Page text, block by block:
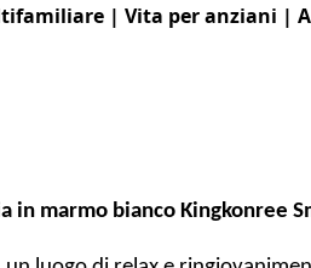
| Vita per anziani |
in marmo bianco Kingkonree